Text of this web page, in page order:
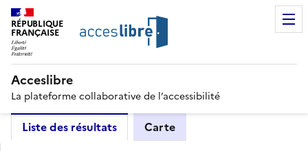
RÉPUBLIQUE
FRANÇAISE
Acceslibre
La plateforme collaborative de l’accessibilité
Liste des résultats Carte